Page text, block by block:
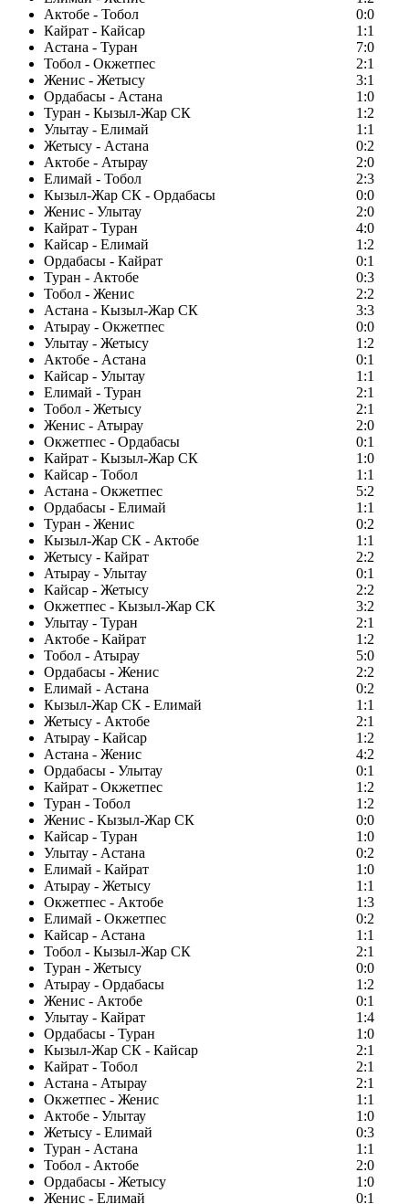
Актобе - Тобол
0:0
Кайрат - Кайсар
1:1
Астана - Туран
7:0
Тобол - Окжетпес
2:1
Женис - Жетысу
3:1
Ордабасы - Астана
1:0
Туран - Кызыл-Жар СК
1:2
Улытау - Елимай
1:1
Жетысу - Астана
0:2
Актобе - Атырау
2:0
Елимай - Тобол
2:3
Кызыл-Жар СК - Ордабасы
0:0
Женис - Улытау
2:0
Кайрат - Туран
4:0
Кайсар - Елимай
1:2
Ордабасы - Кайрат
0:1
Туран - Актобе
0:3
Тобол - Женис
2:2
Астана - Кызыл-Жар СК
3:3
Атырау - Окжетпес
0:0
Улытау - Жетысу
1:2
Актобе - Астана
0:1
Кайсар - Улытау
1:1
Елимай - Туран
2:1
Тобол - Жетысу
2:1
Женис - Атырау
2:0
Окжетпес - Ордабасы
0:1
Кайрат - Кызыл-Жар СК
1:0
Кайсар - Тобол
1:1
Астана - Окжетпес
5:2
Ордабасы - Елимай
1:1
Туран - Женис
0:2
Кызыл-Жар СК - Актобе
1:1
Жетысу - Кайрат
2:2
Атырау - Улытау
0:1
Кайсар - Жетысу
2:2
Окжетпес - Кызыл-Жар СК
3:2
Улытау - Туран
2:1
Актобе - Кайрат
1:2
Тобол - Атырау
5:0
Ордабасы - Женис
2:2
Елимай - Астана
0:2
Кызыл-Жар СК - Елимай
1:1
Жетысу - Актобе
2:1
Атырау - Кайсар
1:2
Астана - Женис
4:2
Ордабасы - Улытау
0:1
Кайрат - Окжетпес
1:2
Туран - Тобол
1:2
Женис - Кызыл-Жар СК
0:0
Кайсар - Туран
1:0
Улытау - Астана
0:2
Елимай - Кайрат
1:0
Атырау - Жетысу
1:1
Окжетпес - Актобе
1:3
Елимай - Окжетпес
0:2
Кайсар - Астана
1:1
Тобол - Кызыл-Жар СК
2:1
Туран - Жетысу
0:0
Атырау - Ордабасы
1:2
Женис - Актобе
0:1
Улытау - Кайрат
1:4
Ордабасы - Туран
1:0
Кызыл-Жар СК - Кайсар
2:1
Кайрат - Тобол
2:1
Астана - Атырау
2:1
Окжетпес - Женис
1:1
Актобе - Улытау
1:0
Жетысу - Елимай
0:3
Туран - Астана
1:1
Тобол - Актобе
2:0
Ордабасы - Жетысу
1:0
Женис - Елимай
0:1